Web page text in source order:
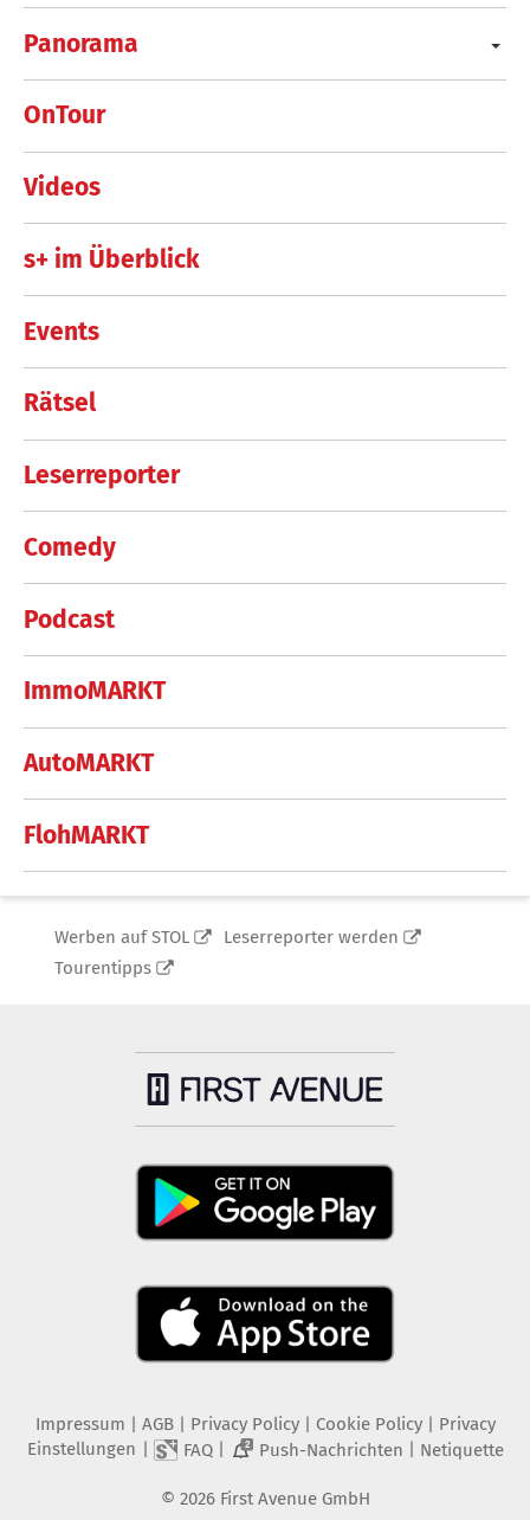
Panorama
OnTour
Videos
s+ im Überblick
Events
Rätsel
Leserreporter
Comedy
Podcast
ImmoMARKT
AutoMARKT
FlohMARKT
Werben auf STOL
Leserreporter werden
Tourentipps
Impressum | AGB | Privacy Policy| Cookie Policy| Privacy
Einstellungen | FAQ| 2 Push-Nachrichten | Netiquette
© 2026 First Avenue GmbH